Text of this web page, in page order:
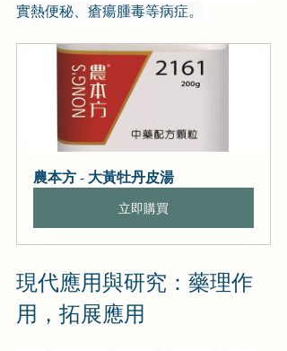
實熱便秘、瘡瘍腫毒等病症。
農本方 - 大黃牡丹皮湯
立即購買
現代應用與研究：藥理作
用，拓展應用